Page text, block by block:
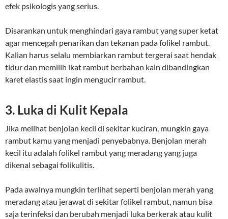
efek psikologis yang serius.
Disarankan untuk menghindari gaya rambut yang super ketat
agar mencegah penarikan dan tekanan pada folikel rambut.
Kalian harus selalu membiarkan rambut tergerai saat hendak
tidur dan memilih ikat rambut berbahan kain dibandingkan
karet elastis saat ingin mengucir rambut.
3. Luka di Kulit Kepala
Jika melihat benjolan kecil di sekitar kuciran, mungkin gaya
rambut kamu yang menjadi penyebabnya. Benjolan merah
kecil itu adalah folikel rambut yang meradang yang juga
dikenal sebagai folikulitis.
Pada awalnya mungkin terlihat seperti benjolan merah yang
meradang atau jerawat di sekitar folikel rambut, namun bisa
saja terinfeksi dan berubah menjadi luka berkerak atau kulit